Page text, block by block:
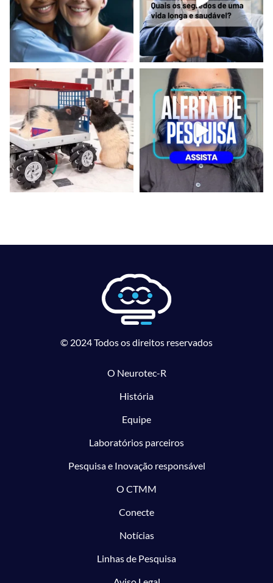
© 2024 Todos os direitos reservados
O Neurotec-R
História
Equipe
Laboratórios parceiros
Pesquisa e Inovação responsável
O CTMM
Conecte
Notícias
Linhas de Pesquisa